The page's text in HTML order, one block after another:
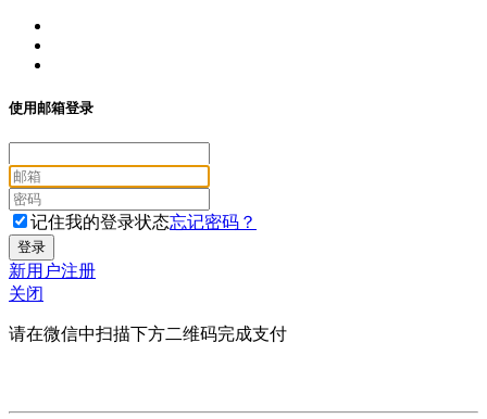
使用邮箱登录
记住我的登录状态忘记密码？
新用户注册
关闭
请在微信中扫描下方二维码完成支付